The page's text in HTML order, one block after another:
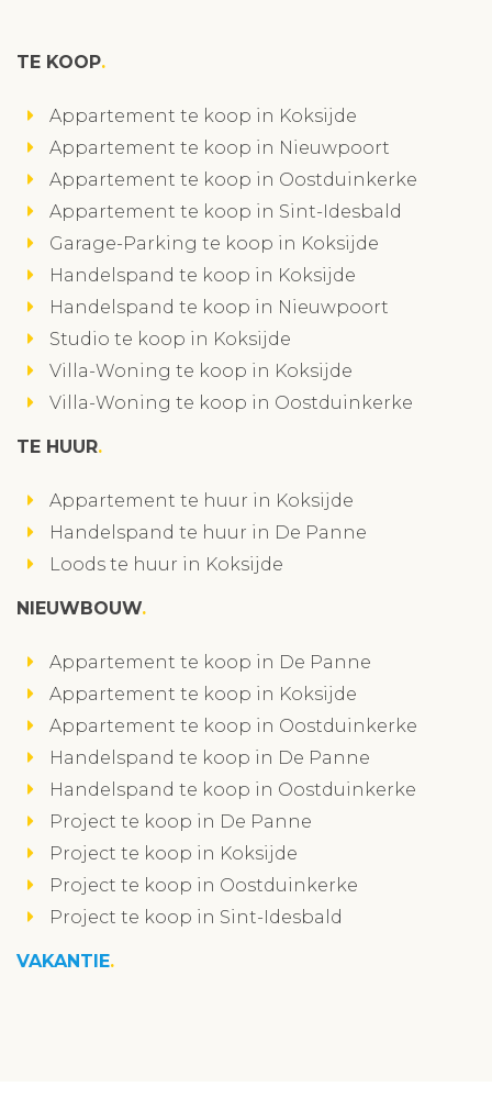
TE KOOP
Appartement te koop in Koksijde
Appartement te koop in Nieuwpoort
Appartement te koop in Oostduinkerke
Appartement te koop in Sint-Idesbald
Garage-Parking te koop in Koksijde
Handelspand te koop in Koksijde
Handelspand te koop in Nieuwpoort
Studio te koop in Koksijde
Villa-Woning te koop in Koksijde
Villa-Woning te koop in Oostduinkerke
TE HUUR
Appartement te huur in Koksijde
Handelspand te huur in De Panne
Loods te huur in Koksijde
NIEUWBOUW
Appartement te koop in De Panne
Appartement te koop in Koksijde
Appartement te koop in Oostduinkerke
Handelspand te koop in De Panne
Handelspand te koop in Oostduinkerke
Project te koop in De Panne
Project te koop in Koksijde
Project te koop in Oostduinkerke
Project te koop in Sint-Idesbald
VAKANTIE